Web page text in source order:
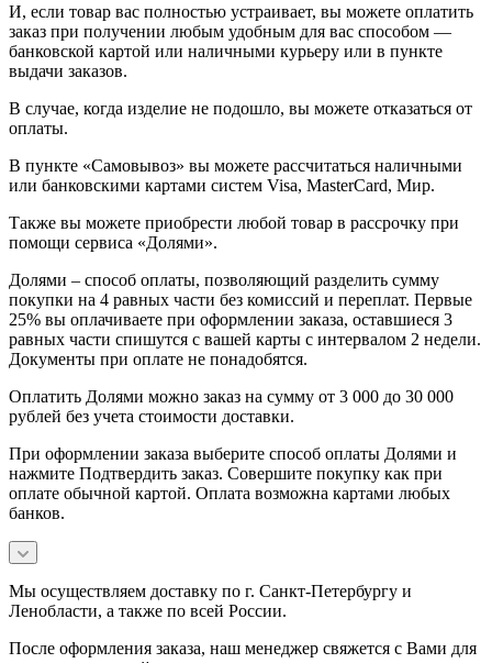
И, если товар вас полностью устраивает, вы можете оплатить
заказ при получении любым удобным для вас способом —
банковской картой или наличными курьеру или в пункте
выдачи заказов.
В случае, когда изделие не подошло, вы можете отказаться от
оплаты.
В пункте «Самовывоз» вы можете рассчитаться наличными
или банковскими картами систем Visa, MasterCard, Мир.
Также вы можете приобрести любой товар в рассрочку при
помощи сервиса «Долями».
Долями – способ оплаты, позволяющий разделить сумму
покупки на 4 равных части без комиссий и переплат. Первые
25% вы оплачиваете при оформлении заказа, оставшиеся 3
равных части спишутся с вашей карты с интервалом 2 недели.
Документы при оплате не понадобятся.
Оплатить Долями можно заказ на сумму от 3 000 до 30 000
рублей без учета стоимости доставки.
При оформлении заказа выберите способ оплаты Долями и
нажмите Подтвердить заказ. Совершите покупку как при
оплате обычной картой. Оплата возможна картами любых
банков.
Мы осуществляем доставку по г. Санкт-Петербургу и
Ленобласти, а также по всей России.
После оформления заказа, наш менеджер свяжется с Вами для